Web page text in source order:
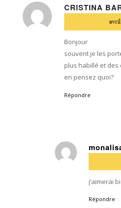
CRISTINA
avril
Bonjour
souvent je les
plus habillé et
en pensez quoi?
Répondre
j’aimerai
Répondre